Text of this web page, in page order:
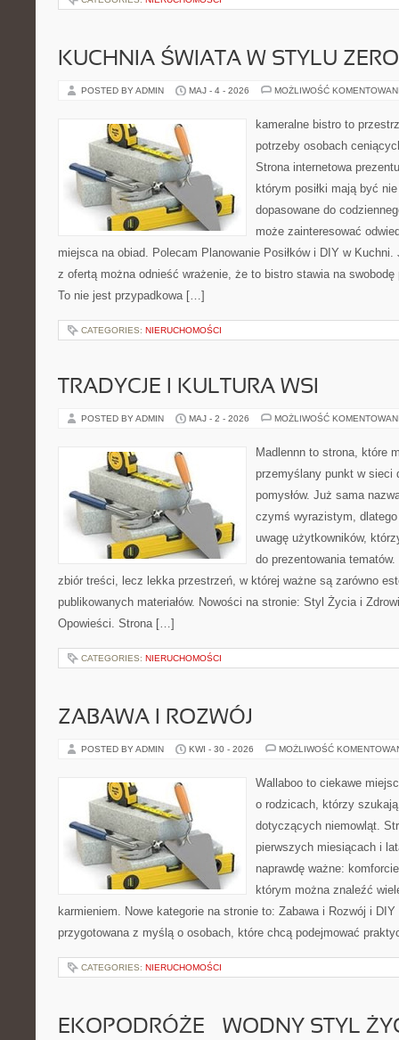
KUCHNIA ŚWIATA W STYLU
POSTED BY ADMIN MAJ - 4 - 2026 MOŻLIWOŚĆ
kameralne bistro to
potrzeby osobach
Strona internetowa
którym posiłki mają być
dopasowane do
może zainteresować
miejsca na obiad. Polecam Planowanie Posiłków i DIY w
z ofertą można odnieść wrażenie, że to bistro stawia na swobodę
To nie jest przypadkowa […]
CATEGORIES: NIERUCHOMOŚCI
TRADYCJE I KULTURA WSI
POSTED BY ADMIN MAJ - 2 - 2026 MOŻLIWOŚĆ
Madlennn to strona, które
przemyślany punkt w sieci
pomysłów. Już sama
czymś wyrazistym,
uwagę użytkowników,
do prezentowania
zbiór treści, lecz lekka przestrzeń, w której ważne są zarówno
publikowanych materiałów. Nowości na stronie: Styl Życia i
Opowieści. Strona […]
CATEGORIES: NIERUCHOMOŚCI
ZABAWA I ROZWÓJ
POSTED BY ADMIN KWI - 30 - 2026 MOŻLIWOŚĆ
Wallaboo to ciekawe
o rodzicach, którzy
dotyczących niemowląt.
pierwszych miesiącach i
naprawdę ważne:
którym można znaleźć
karmieniem. Nowe kategorie na stronie to: Zabawa i Rozwój i
przygotowana z myślą o osobach, które chcą podejmować
CATEGORIES: NIERUCHOMOŚCI
EKOPODRÓŻE – WODNY STYL